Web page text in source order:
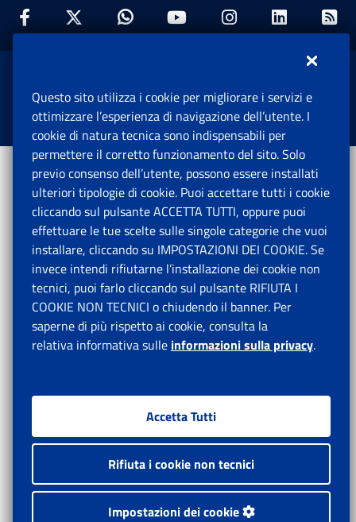
Facebook: Apre una nuova finestra
Twitter: Apre una nuova finestra
Whatsapp: Apre una nuova
Youtube: Apre una
Instagram:
Istituto Nazionale Previdenza Sociale.
Tutti i diritti riservati.
Questo sito utilizza i cookie per migliorare i servizi e
ottimizzare l’esperienza di navigazione dell’utente. I
cookie di natura tecnica sono indispensabili per
permettere il corretto funzionamento del sito. Solo
previo consenso dell’utente, possono essere installati
ulteriori tipologie di cookie. Puoi accettare tutti i cookie
cliccando sul pulsante ACCETTA TUTTI, oppure puoi
effettuare le tue scelte sulle singole categorie che vuoi
installare, cliccando su IMPOSTAZIONI DEI COOKIE. Se
invece intendi rifiutarne l’installazione dei cookie non
tecnici, puoi farlo cliccando sul pulsante RIFIUTA I
COOKIE NON TECNICI o chiudendo il banner. Per
saperne di più rispetto ai cookie, consulta la
relativa informativa sulle informazioni sulla privacy.
Accetta Tutti
Rifiuta i cookie non tecnici
Impostazioni dei cookie